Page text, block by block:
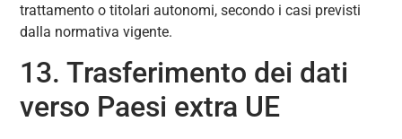
trattamento o titolari autonomi, secondo i casi previsti
dalla normativa vigente.
13. Trasferimento dei dati
verso Paesi extra UE